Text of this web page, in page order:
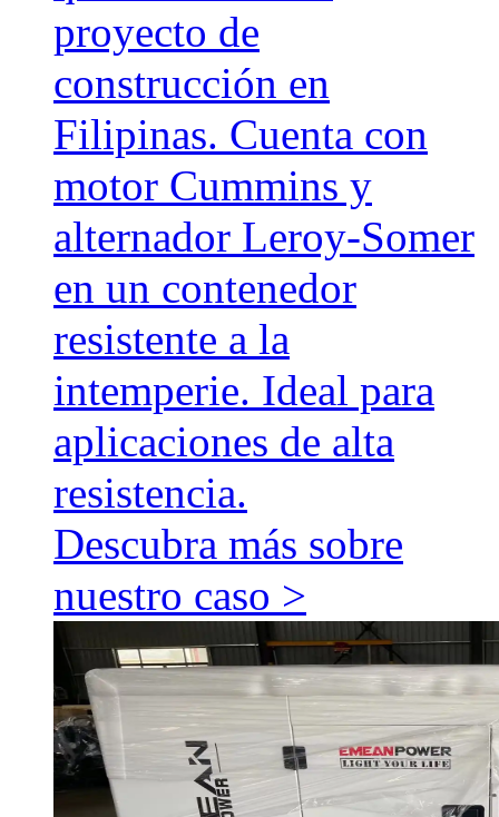
proyecto de
construcción en
Filipinas. Cuenta con
motor Cummins y
alternador Leroy-Somer
en un contenedor
resistente a la
intemperie. Ideal para
aplicaciones de alta
resistencia.
Descubra más sobre
nuestro caso >